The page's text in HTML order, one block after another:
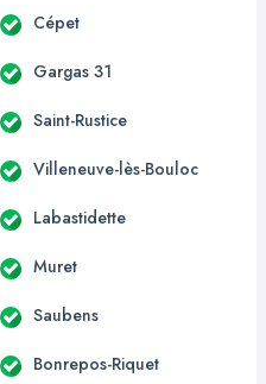
Cépet
Gargas 31
Saint-Rustice
Villeneuve-lès-Bouloc
Labastidette
Muret
Saubens
Bonrepos-Riquet